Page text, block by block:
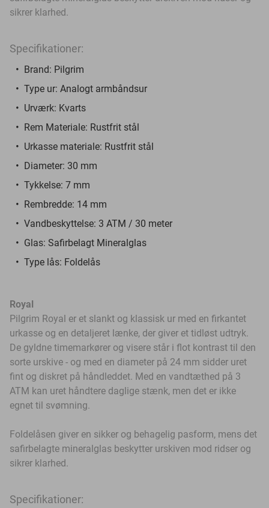
sikrer klarhed.
Specifikationer:
Brand: Pilgrim
Type ur: Analogt armbåndsur
Urværk: Kvarts
Rem Materiale: Rustfrit stål
Urkasse materiale: Rustfrit stål
Diameter: 30 mm
Tykkelse: 7 mm
Rembredde: 14 mm
Vandbeskyttelse: 3 ATM / 30 meter
G las: Safirbelagt Mineralglas
Type lås: Foldelås
Royal
Pilgrim Royal er et slankt og klassisk ur med en firkantet
urkasse og en detaljeret lænke, der giver et tidløst udtryk.
De gyldne timemarkører og visere står i flot kontrast til den
sorte urskive - og med en diameter på 24 mm sidder uret
fint og diskret på håndleddet. Med en vandtæthed på 3
ATM kan uret håndtere daglige stænk, men det er ikke
egnet til svømning.
Foldelåsen giver en sikker og behagelig pasform, mens det
safirbelagte mineralglas beskytter urskiven mod ridser og
sikrer klarhed.
Specifikationer: